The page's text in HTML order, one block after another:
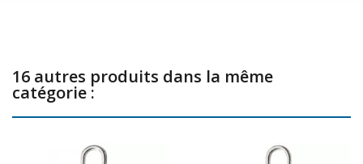
16 autres produits dans la même
catégorie :